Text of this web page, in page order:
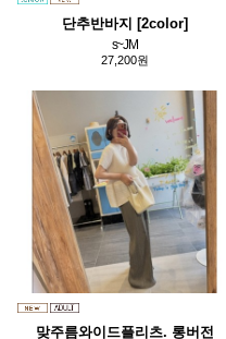
단추반바지 [2color]
s~JM
27,200원
맞주름와이드플리츠. 롱버전